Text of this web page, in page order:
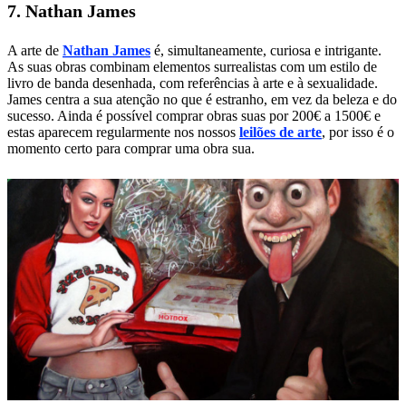
7. Nathan James
A arte de Nathan James é, simultaneamente, curiosa e intrigante.
As suas obras combinam elementos surrealistas com um estilo de
livro de banda desenhada, com referências à arte e à sexualidade.
James centra a sua atenção no que é estranho, em vez da beleza e do
sucesso. Ainda é possível comprar obras suas por 200€ a 1500€ e
estas aparecem regularmente nos nossos leilões de arte, por isso é o
momento certo para comprar uma obra sua.